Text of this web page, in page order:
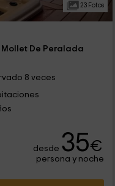
23 Fotos
De Peralada
8 veces
desde 35€
persona y noche